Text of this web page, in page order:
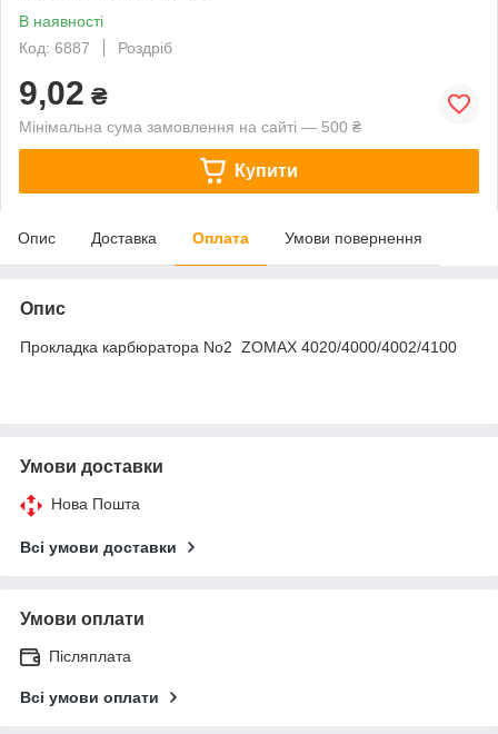
В наявності
Код: 6887
Роздріб
9,02 ₴
Мінімальна сума замовлення на сайті — 500 ₴
Купити
Опис Доставка Оплата Умови повернення
Опис
Прокладка карбюратора No2 ZOMAX 4020/4000/4002/4100
Умови доставки
Нова Пошта
Всі умови доставки
Умови оплати
Післяплата
Всі умови оплати